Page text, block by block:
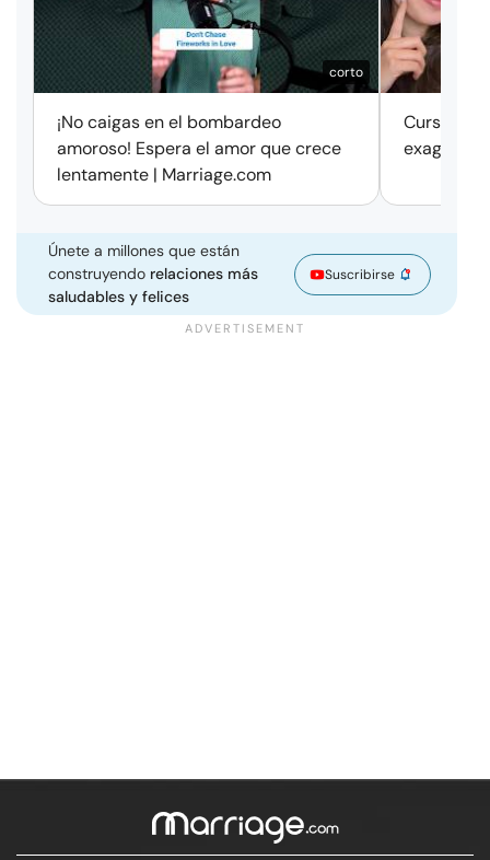
corto
¡No caigas en el bombardeo
amoroso! Espera el amor que crece
lentamente | Marriage.com
Cursos
Únete a millones que están
construyendo relaciones más
saludables y felices
Suscribirse